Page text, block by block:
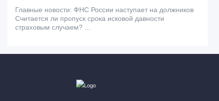
Главные новости: ФНС России наступает на должников
Считается ли пропуск срока исковой давности
страховым случаем? ...